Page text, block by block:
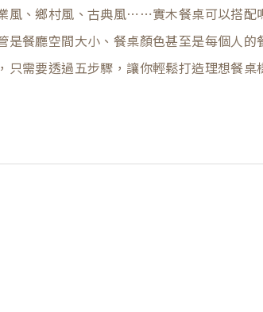
風、鄉村風、古典風⋯⋯實木餐桌可以搭配
是餐廳空間大小、餐桌顏色甚至是每個人的
需要透過五步驟，讓你輕鬆打造理想餐桌